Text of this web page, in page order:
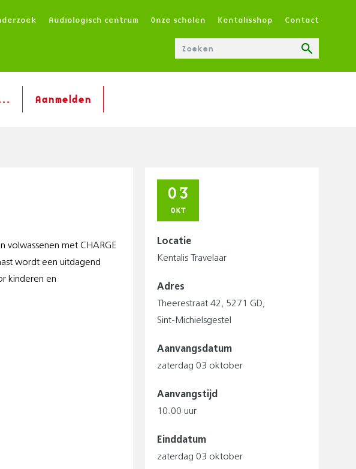
M
E
Audiologisch centrum Onze scholen Kentalisshop Contact
Aanmelden
met CHARGE
wordt een uitdagend
kinderen en
03
OKT
Locatie
Kentalis Travelaar
Adres
Theerestraat 42
5271 GD
Sint-Michielsgestel
Aanvangsdatum
zaterdag 03 oktober
Aanvangstijd
10.00 uur
Einddatum
zaterdag 03 oktober